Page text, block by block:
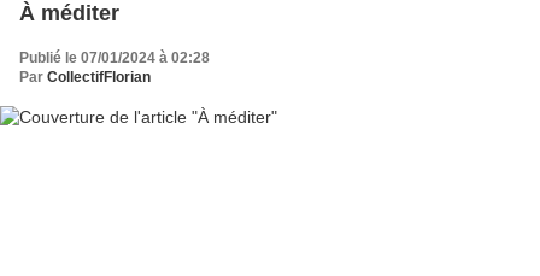
À méditer
Publié le 07/01/2024 à 02:28
Par CollectifFlorian